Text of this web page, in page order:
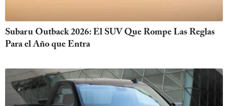
Subaru Outback 2026: El SUV Que Rompe Las Reglas
Para el Año que Entra